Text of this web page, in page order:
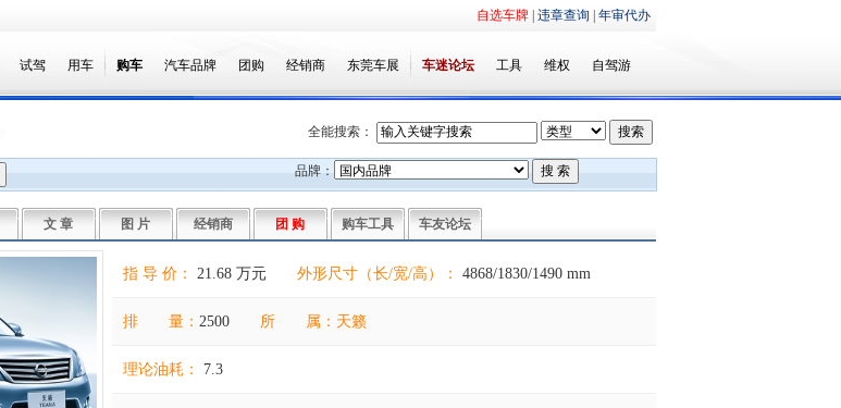
自选车牌| 违章查询 年审代办
试驾 用车 购车 汽车品牌 团购 经销商 东莞车展 车迷论坛 工具 维权 自驾游
全能搜索：
品牌：
文 章 图 片 经销商 团 购 购车工具 车友论坛
指 导 价： 21.68 万元 外形尺寸（长/宽/高）： 4868/1830/1490 mm
排 量： 2500 所 属：天籁
理论油耗： 7.3